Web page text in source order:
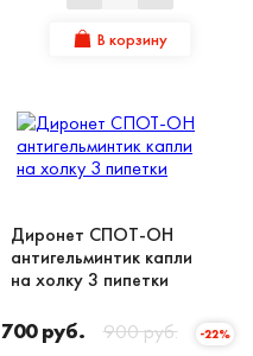
В корзину
Диронет СПОТ-ОН
антигельминтик капли
на холку 3 пипетки
700 руб. 900 руб. -22%